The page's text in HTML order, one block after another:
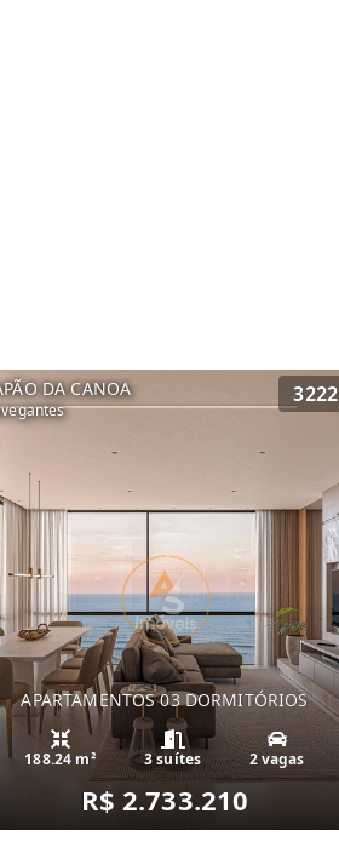
DA CANOA 3222
APARTAMENTOS 03 DORMITÓRIOS
188.24 m² 3 suítes 2 vagas
R$ 2.733.210